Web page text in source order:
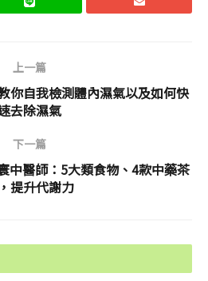
上一篇
你自我檢測體內濕氣以及如何快
去除濕氣
下一篇
中醫師：5大類食物、4款中藥茶
提升代謝力